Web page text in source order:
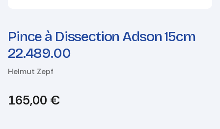
Pince à Dissection Adson 15cm
22.489.00
Helmut Zepf
165,00 €